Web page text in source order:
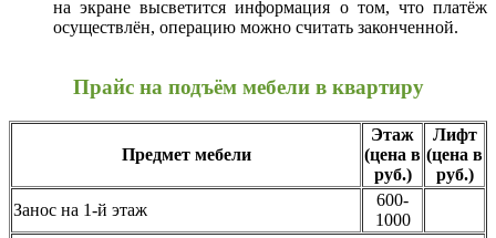
на экране высветится информация о том, что платёж
осуществлён, операцию можно считать законченной.
Прайс на подъём мебели в квартиру
Предмет мебели
Этаж
(цена в
руб.)
Лифт
(цена в
руб.)
Занос на 1-й этаж
600-
1000